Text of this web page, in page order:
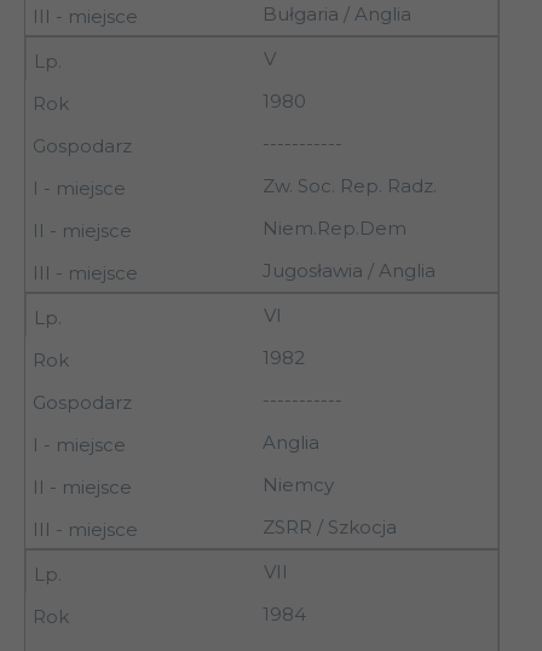
Bułgaria / Anglia
V
1980
-----------
Zw. Soc. Rep. Radz.
Niem.Rep.Dem
Jugosławia / Anglia
VI
1982
-----------
Anglia
Niemcy
ZSRR / Szkocja
VII
1984